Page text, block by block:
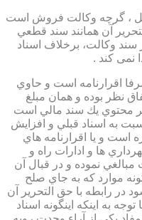
، گرچه وكالت فروش است
آن همانند سند قطعي
وكالت، برخلاف اسناد
نمی کند .
صرفا اقرارنامه است و حاوي
نظر بوده و همان مبلغ
محتوي يك سند مالي است
به اسناد قبلي و افزايش
است و يا اقرارنامه هاي
ها و ادارات راه و
مبالغي نموده و در قبال آن
موارد كه به جاي صلح
در رابطه با حق التحرير آن
به اينكه اينگونه اسناد